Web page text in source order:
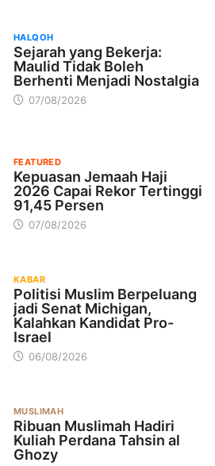
HALQOH
Sejarah yang Bekerja:
Maulid Tidak Boleh
Berhenti Menjadi Nostalgia
07/08/2026
FEATURED
Kepuasan Jemaah Haji
2026 Capai Rekor Tertinggi
91,45 Persen
07/08/2026
KABAR
Politisi Muslim Berpeluang
jadi Senat Michigan,
Kalahkan Kandidat Pro-
Israel
06/08/2026
MUSLIMAH
Ribuan Muslimah Hadiri
Kuliah Perdana Tahsin al
Ghozy